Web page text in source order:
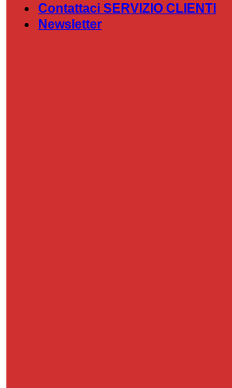
Contattaci SERVIZIO CLIENTI
Newsletter